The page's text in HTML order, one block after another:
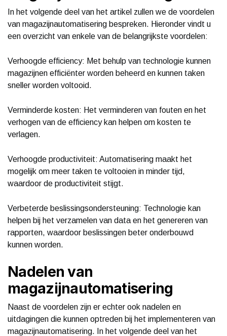
In het volgende deel van het artikel zullen we de voordelen
van magazijnautomatisering bespreken. Hieronder vindt u
een overzicht van enkele van de belangrijkste voordelen:
Verhoogde efficiency: Met behulp van technologie kunnen
magazijnen efficiënter worden beheerd en kunnen taken
sneller worden voltooid.
Verminderde kosten: Het verminderen van fouten en het
verhogen van de efficiency kan helpen om kosten te
verlagen.
Verhoogde productiviteit: Automatisering maakt het
mogelijk om meer taken te voltooien in minder tijd,
waardoor de productiviteit stijgt.
Verbeterde beslissingsondersteuning: Technologie kan
helpen bij het verzamelen van data en het genereren van
rapporten, waardoor beslissingen beter onderbouwd
kunnen worden.
Nadelen van
magazijnautomatisering
Naast de voordelen zijn er echter ook nadelen en
uitdagingen die kunnen optreden bij het implementeren van
magazijnautomatisering. In het volgende deel van het